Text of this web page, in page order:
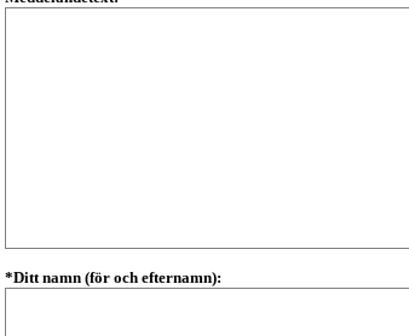
*Ditt namn (för och efternamn):